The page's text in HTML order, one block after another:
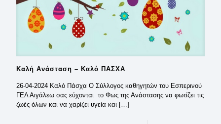
Καλή Ανάσταση – Καλό ΠΑΣΧΑ
26-04-2024 Καλό Πάσχα Ο Σύλλογος καθηγητών του Εσπερινού
ΓΕΛ Αιγάλεω σας εύχονται το Φως της Ανάστασης να φωτίζει τις
ζωές όλων και να χαρίζει υγεία και […]